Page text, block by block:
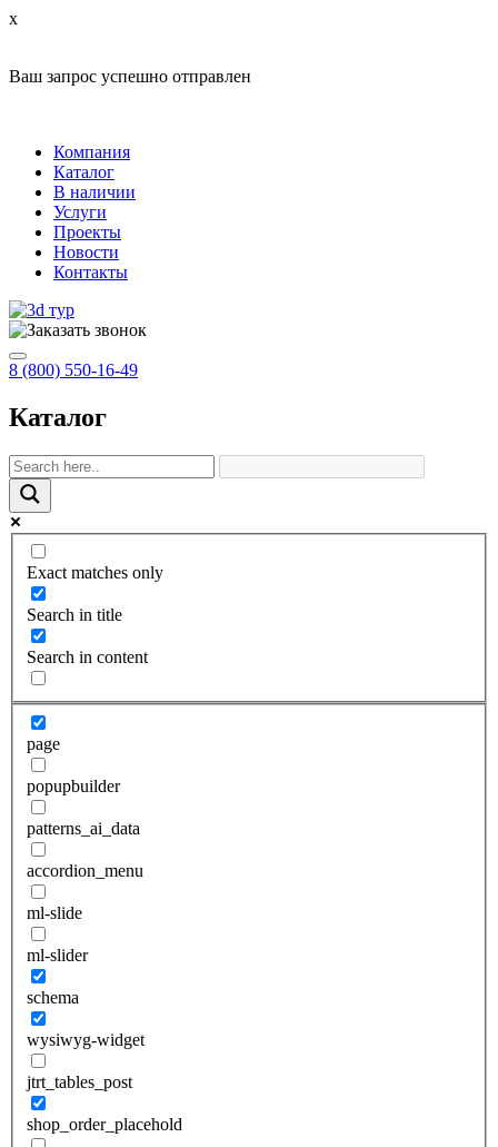
x
Ваш запрос успешно отправлен
Компания
Каталог
В наличии
Услуги
Проекты
Новости
Контакты
8 (800) 550-16-49
Каталог
Exact matches only
Search in title
Search in content
page
popupbuilder
patterns_ai_data
accordion_menu
ml-slide
ml-slider
schema
wysiwyg-widget
jtrt_tables_post
shop_order_placehold